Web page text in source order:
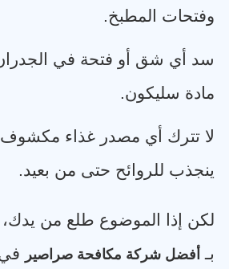
وفتحات المطبخ.
سد أي شق أو فتحة في
مادة سليكون.
لا تترك أي مصدر غذاء
ينجذب للروائح حتى من بعيد.
لكن إذا الموضوع طلع من
بـ أفضل شركة مكافحة صراصير